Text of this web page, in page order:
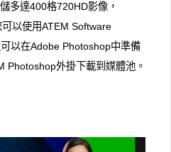
多達400格720HD影像，
以使用ATEM Software
以在Adobe Photoshop中準備
Photoshop外掛下載到媒體池。